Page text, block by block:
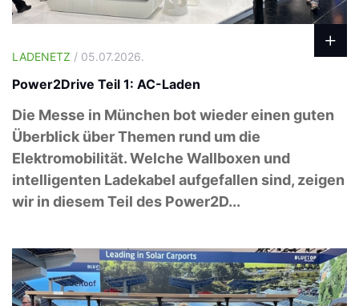
LADENETZ / 05.07.2026.
Power2Drive Teil 1: AC-Laden
Die Messe in München bot wieder einen guten
Überblick über Themen rund um die
Elektromobilität. Welche Wallboxen und
intelligenten Ladekabel aufgefallen sind, zeigen
wir in diesem Teil des Power2D...